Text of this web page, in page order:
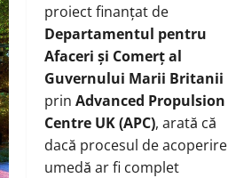
proiect finanțat de
Departamentul pentru
Afaceri și Comerț al
Guvernului Marii Britanii
prin Advanced Propulsion
Centre UK (APC), arată că
dacă procesul de acoperire
umedă ar fi complet